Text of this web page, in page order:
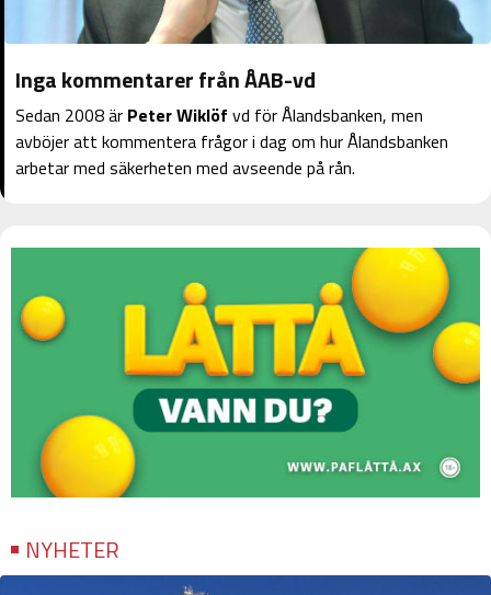
Inga kommentarer från ÅAB-vd
Sedan 2008 är Peter Wiklöf vd för Ålandsbanken, men
avböjer att kommentera frågor i dag om hur Ålandsbanken
arbetar med säkerheten med avseende på rån.
NYHETER